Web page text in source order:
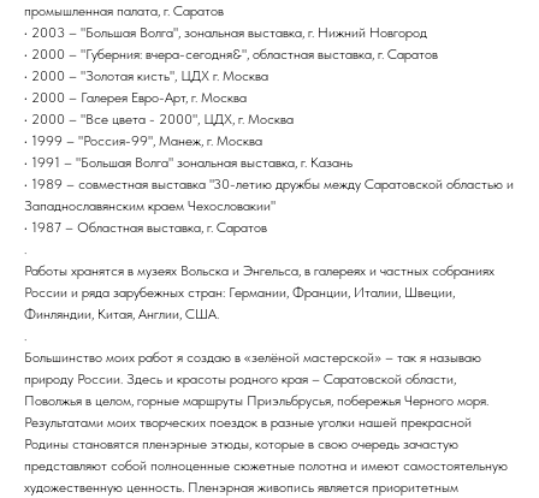
промышленная палата, г. Саратов
• 2003 – "Большая Волга", зональная выставка, г. Нижний Новгород
• 2000 – "Губерния: вчера-сегодня&", областная выставка, г. Саратов
• 2000 – "Золотая кисть", ЦДХ г. Москва
• 2000 – Галерея Евро-Арт, г. Москва
• 2000 – "Все цвета - 2000", ЦДХ, г. Москва
• 1999 – "Россия-99", Манеж, г. Москва
• 1991 – "Большая Волга" зональная выставка, г. Казань
• 1989 – совместная выставка "30-летию дружбы между Саратовской областью и
Западнославянским краем Чехословакии"
• 1987 – Областная выставка, г. Саратов
.
Работы хранятся в музеях Вольска и Энгельса, в галереях и частных собраниях
России и ряда зарубежных стран: Германии, Франции, Италии, Швеции,
Финляндии, Китая, Англии, США.
.
Большинство моих работ я создаю в «зелёной мастерской» – так я называю
природу России. Здесь и красоты родного края – Саратовской области,
Поволжья в целом, горные маршруты Приэльбрусья, побережья Черного моря.
Результатами моих творческих поездок в разные уголки нашей прекрасной
Родины становятся пленэрные этюды, которые в свою очередь зачастую
представляют собой полноценные сюжетные полотна и имеют самостоятельную
художественную ценность. Пленэрная живопись является приоритетным